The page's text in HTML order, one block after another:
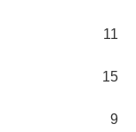
11
15
9